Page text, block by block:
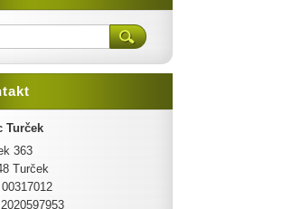
Turček
363
Turček
00317012